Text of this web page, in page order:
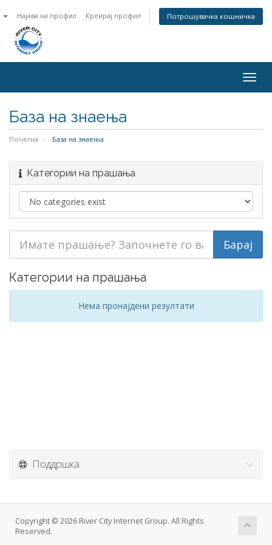
Најава на профил Креирај профил Потрошувачка кошничка
База на знаења
Почетна База на знаења
Категории на прашања
Категории на прашања
Нема пронајдени резултати
Поддршка
Copyright © 2026 River City Internet Group. All Rights
Reserved.